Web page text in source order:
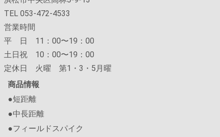
TEL 053-472-4533
営業時間
平 日 11：00〜19：00
土日祝 10：00〜19：00
定休日 火曜 第1・3・5月曜
商品情報
●短距離
●中長距離
●フィールドスパイク